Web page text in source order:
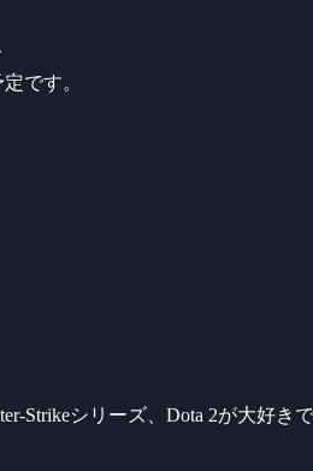
です。
Strikeシリーズ、Dota 2が大好